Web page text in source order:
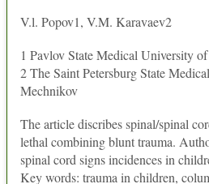
V.l. Popov1, V.M. Karavaev2
1 Pavlov State Medical University
2 The Saint Petersburg State
Mechnikov
The article discribes spinal/spinal
lethal combining blunt trauma.
spinal cord signs incidences in
Key words: trauma in children,